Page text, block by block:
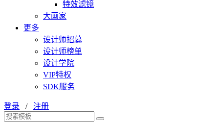
特效滤镜
大画家
更多
设计师招募
设计师榜单
设计学院
VIP特权
SDK服务
登录 / 注册